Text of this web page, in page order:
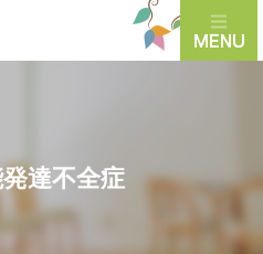
達不全症